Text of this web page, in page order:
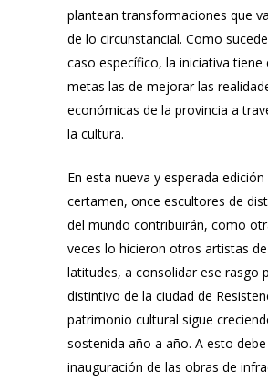
plantean transformaciones que
de lo circunstancial. Como
caso específico, la iniciativa tiene
metas las de mejorar las
económicas de la provincia a
la cultura.
En esta nueva y esperada edición
certamen, once escultores de
del mundo contribuirán, como
veces lo hicieron otros artistas
latitudes, a consolidar ese rasgo
distintivo de la ciudad de
patrimonio cultural sigue
sostenida año a año. A esto
inauguración de las obras de